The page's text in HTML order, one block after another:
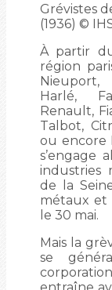
Grévistes
(1936) ©
À partir
région
Nieuport,
Harlé,
Renault,
Talbot,
ou encore
s’engage
industries
de la
métaux et
le 30 mai.
Mais la
se
entraîne